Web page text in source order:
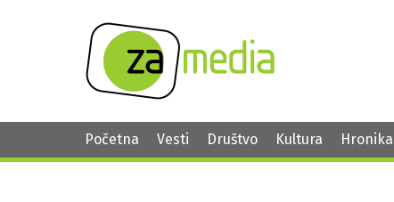
Početna Vesti Društvo Kultura Hronika